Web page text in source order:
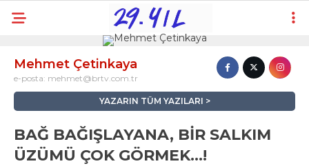
26.4
KARABÜK
ANASAYFA
KARABÜK
Mehmet Çetinkaya
e-posta: mehmet@brtv.com.tr
YAZARIN TÜM YAZILARI
BAĞ BAĞIŞLAYANA, BİR SALKIM
ÜZÜMÜ ÇOK GÖRMEK…!